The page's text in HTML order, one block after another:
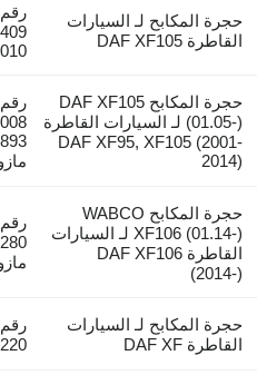
حجرة المكابح لـ السيارات
القاطرة DAF XF105
حجرة المكابح DAF XF105
(01.05-) لـ السيارات القاطرة
DAF XF95, XF105 (2001-
2014)
حجرة المكابح WABCO
XF106 (01.14-) لـ السيارات
القاطرة DAF XF106
(2014-)
حجرة المكابح لـ السيارات
القاطرة DAF XF